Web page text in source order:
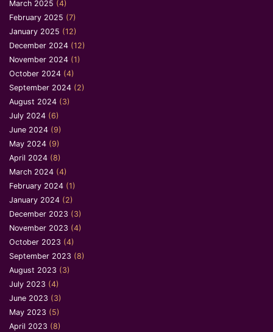
March 2025 (4)
February 2025 (7)
January 2025 (12)
December 2024 (12)
November 2024 (1)
October 2024 (4)
September 2024 (2)
August 2024 (3)
July 2024 (6)
June 2024 (9)
May 2024 (9)
April 2024 (8)
March 2024 (4)
February 2024 (1)
January 2024 (2)
December 2023 (3)
November 2023 (4)
October 2023 (4)
September 2023 (8)
August 2023 (3)
July 2023 (4)
June 2023 (3)
May 2023 (5)
April 2023 (8)